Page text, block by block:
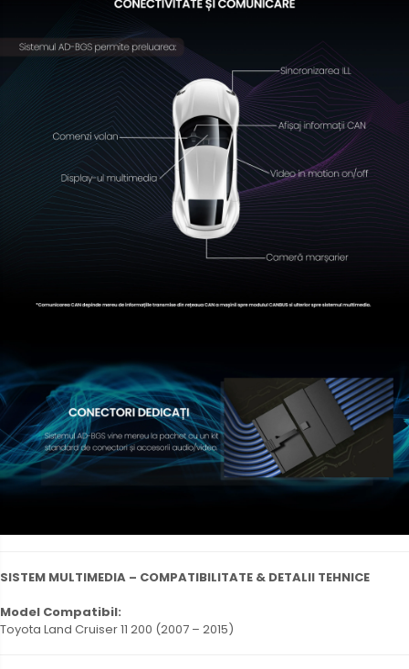
SISTEM MULTIMEDIA – COMPATIBILITATE & DETALII TEHNICE
Model Compatibil:
Toyota Land Cruiser 11 200 (2007 – 2015)